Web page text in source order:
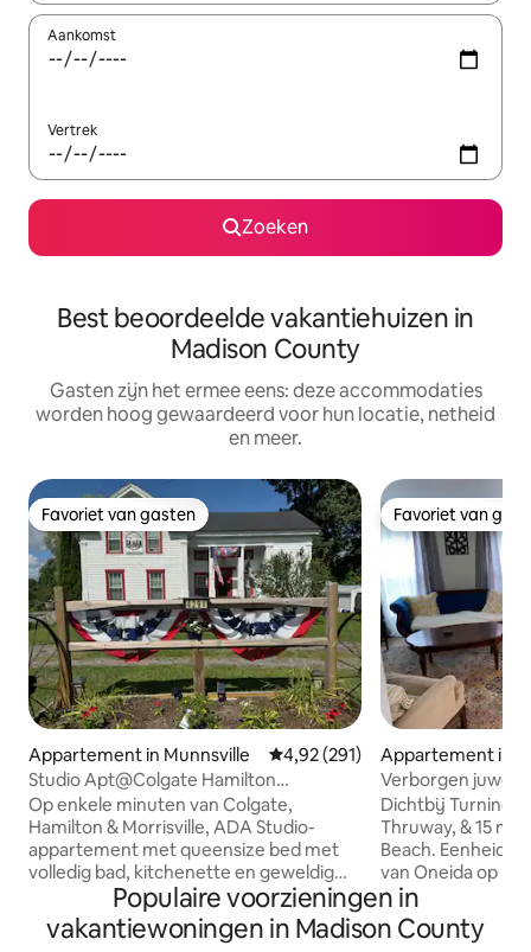
Aankomst
Vertrek
Zoeken
Best beoordeelde vakantiehuizen in
Madison County
Gasten zijn het ermee eens: deze accommodaties
worden hoog gewaardeerd voor hun locatie, netheid
en meer.
Favoriet van gasten
Favoriet van gasten
Appartement in Munnsville Gemiddelde beoordeling van
4,92 (291)
Studio Apt@Colgate Hamilton
Morrisville Bouckville
Op enkele minuten van Colgate,
Hamilton & Morrisville, ADA Studio-
appartement met queensize bed met
volledig bad, kitchenette en geweldig
met comfortabele gezellige landelijke
charme voor een veilig ontspannen
Favoriet van
Favoriet van
Appartement in
Verborgen juweel - Rustig
in vintage stijl
Dichtbij Turning
Thruway, & 15 minuten naar Sylvan
Beach. Eenheid
van Oneida op
restaurants,
eenheid bevindt
verdieping van
Populaire voorzieningen in
vakantiewoningen in Madison County